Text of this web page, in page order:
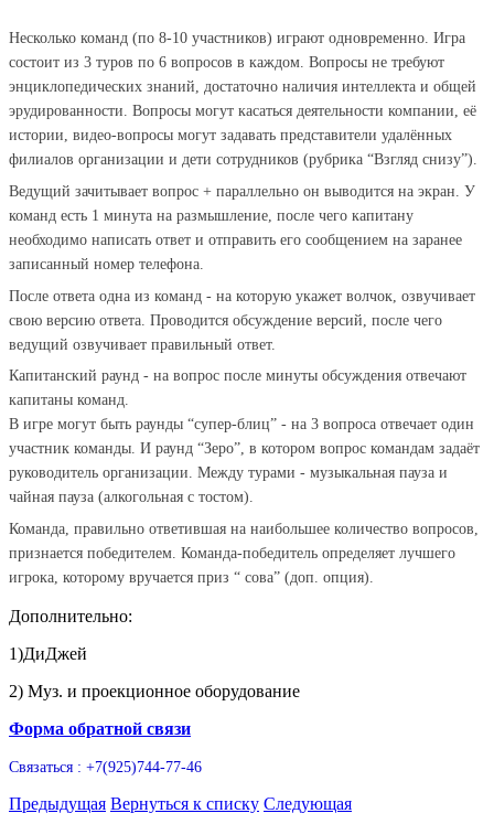
Несколько команд (по 8-10 участников) играют одновременно. Игра
состоит из 3 туров по 6 вопросов в каждом. Вопросы не требуют
энциклопедических знаний, достаточно наличия интеллекта и общей
эрудированности. Вопросы могут касаться деятельности компании, её
истории, видео-вопросы могут задавать представители удалённых
филиалов организации и дети сотрудников (рубрика “Взгляд снизу”).
Ведущий зачитывает вопрос + параллельно он выводится на экран. У
команд есть 1 минута на размышление, после чего капитану
необходимо написать ответ и отправить его сообщением на заранее
записанный номер телефона.
После ответа одна из команд - на которую укажет волчок, озвучивает
свою версию ответа. Проводится обсуждение версий, после чего
ведущий озвучивает правильный ответ.
Капитанский раунд - на вопрос после минуты обсуждения отвечают
капитаны команд.
В игре могут быть раунды “супер-блиц” - на 3 вопроса отвечает один
участник команды. И раунд “Зеро”, в котором вопрос командам задаёт
руководитель организации. Между турами - музыкальная пауза и
чайная пауза (алкогольная с тостом).
Команда, правильно ответившая на наибольшее количество вопросов,
признается победителем. Команда-победитель определяет лучшего
игрока, которому вручается приз “ сова” (доп. опция).
Дополнительно:
1)ДиДжей
2) Муз. и проекционное оборудование
Форма обратной связи
Связаться : +7(925)744-77-46
Предыдущая Вернуться к списку Следующая